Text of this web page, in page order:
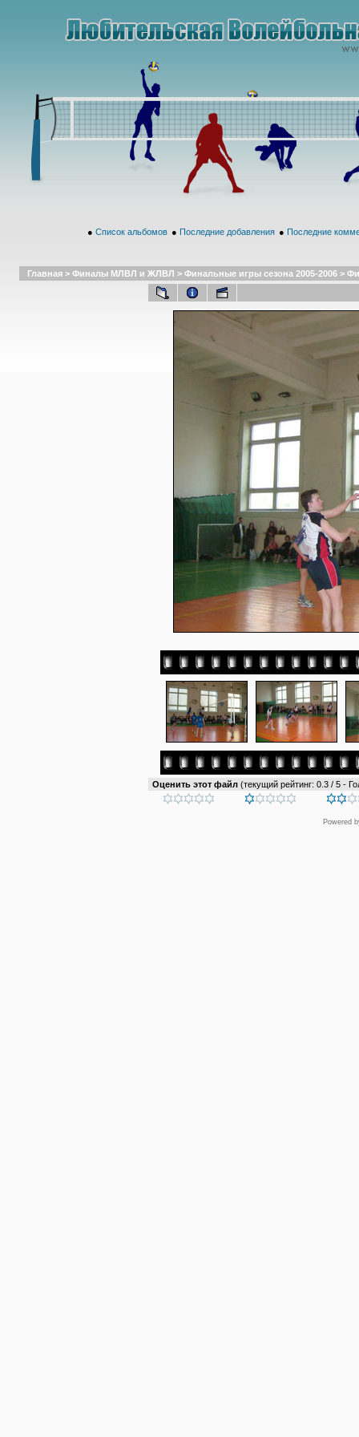
● Список альбомов ● Последние добавления ● Последние
Главная > Финалы МЛВЛ и ЖЛВЛ > Финальные игры сезона 2005-2006 >
Оценить этот файл (текущий рейтинг: 0.3 / 5 -
Powered